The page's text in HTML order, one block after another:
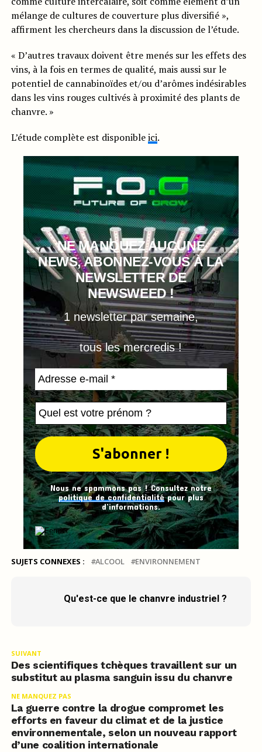
mélange de cultures de couverture plus diversifié »,
affirment les chercheurs dans la discussion de l’étude.
« D’autres travaux doivent être menés sur les effets des
vins, à la fois en termes de qualité, mais aussi sur le
potentiel de cannabinoïdes et/ou d’arômes indésirables
dans les vins rouges cultivés à proximité des plants de
chanvre. »
L’étude complète est disponibleici.
NE MANQUEZ AUCUNE
NEWS, ABONNEZ-VOUS À LA
NEWSLETTER DE
NEWSWEED !
1 newsletter par semaine,
tous les mercredis !
Nous ne spammons pas ! Consultez notre
politique de confidentialitépour plus
d’informations.
SUJETS CONNEXES : ALCOOL ENVIRONNEMENT
Qu'est-ce que le chanvre industriel ?
SUIVANT
Des scientifiques tchèques travaillent sur un
substitut au plasma sanguin issu du chanvre
NE MANQUEZ PAS
La guerre contre la drogue compromet les
efforts en faveur du climat et de la justice
environnementale, selon un nouveau rapport
d’une coalition internationale